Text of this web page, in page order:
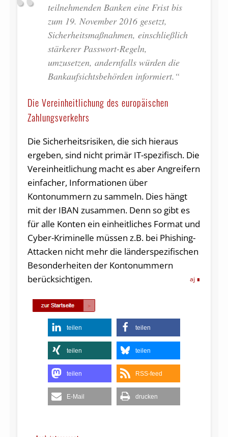
teilnehmenden Banken eine Frist bis
zum 19. November 2016 gesetzt,
Sicherheitsmaßnahmen, einschließlich
stärkerer Passwort-Regeln,
umzusetzen, andernfalls würden die
Bankaufsichtsbehörden informiert.“
Die Vereinheitlichung des europäischen
Zahlungsverkehrs
Die Sicherheitsrisiken, die sich hieraus
ergeben, sind nicht primär IT-spezifisch. Die
Vereinheitlichung macht es aber Angreifern
einfacher, Informationen über
Kontonummern zu sammeln. Dies hängt
mit der IBAN zusammen. Denn so gibt es
für alle Konten ein einheitliches Format und
Cyber-Kriminelle müssen z.B. bei Phishing-
Attacken nicht mehr die länderspezifischen
Besonderheiten der Kontonummern
berücksichtigen.
aj
teilen teilen
teilen teilen
teilen RSS-feed
E-Mail drucken